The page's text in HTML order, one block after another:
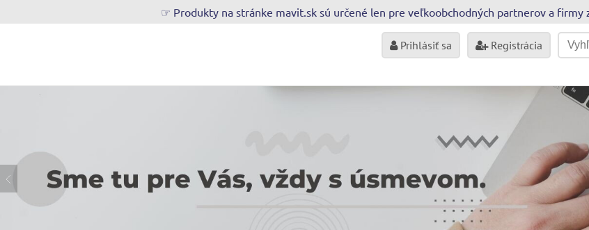
☞ Produkty na stránke mavit.sk sú určené len pre veľkoobchodných partnerov a
Prihlásiť sa Registrácia